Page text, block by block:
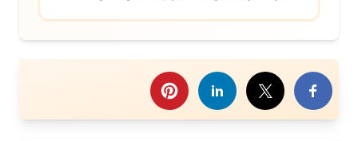
هذا الموضوع